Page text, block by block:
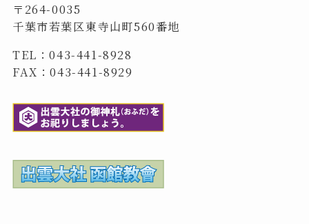
〒264-0035
千葉市若葉区東寺山町560番地
TEL：043-441-8928
FAX：043-441-8929